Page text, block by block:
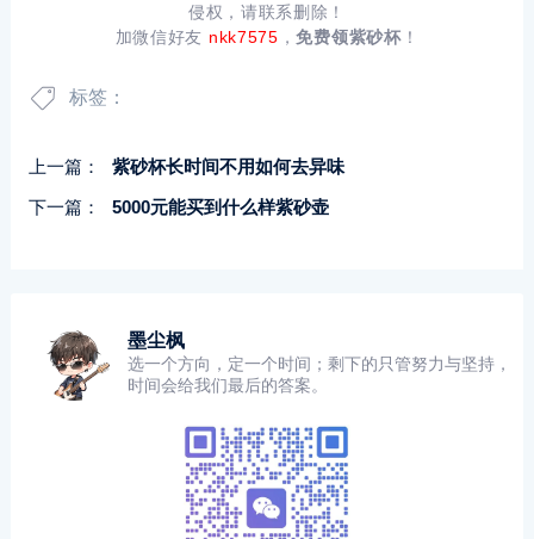
侵权，请联系删除！
加微信好友 nkk7575 ，免费领紫砂杯！
标签：
上一篇：
紫砂杯长时间不用如何去异味
下一篇：
5000元能买到什么样紫砂壶
墨尘枫
选一个方向，定一个时间；剩下的只管努力与坚持，
时间会给我们最后的答案。